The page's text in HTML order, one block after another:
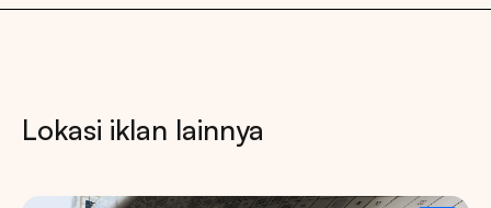
Lokasi iklan lainnya